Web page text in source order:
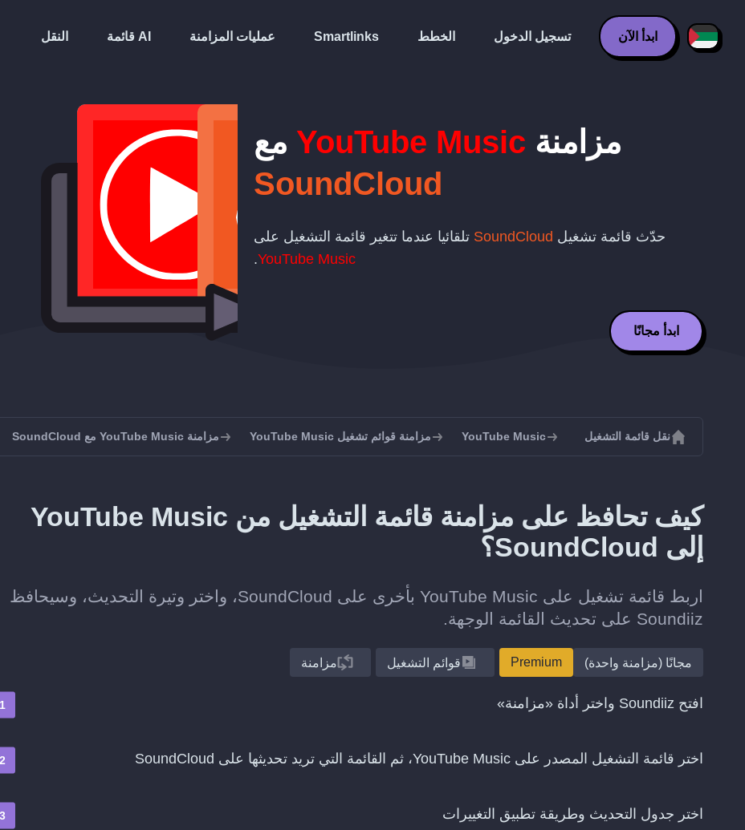
النقل قائمة AI عمليات المزامنة Smartlinks الخطط تسجيل الدخول ابدأ الآن
مزامنة YouTube Music مع
SoundCloud
حدّث قائمة تشغيل SoundCloud تلقائيا عندما تتغير قائمة التشغيل على
YouTube Music
.
ابدأ مجانًا
نقل قائمة التشغيل YouTube Music مزامنة قوائم تشغيل YouTube Music مزامنة YouTube Music مع SoundCloud
كيف تحافظ على مزامنة قائمة التشغيل من YouTube Music
إلى SoundCloud؟
اربط قائمة تشغيل على YouTube Music بأخرى على SoundCloud، واختر وتيرة التحديث، وسيحافظ
Soundiiz على تحديث القائمة الوجهة.
مجانًا (مزامنة واحدة) Premium قوائم التشغيل مزامنة
افتح Soundiiz واختر أداة «مزامنة»
اختر قائمة التشغيل المصدر على YouTube Music، ثم القائمة التي تريد تحديثها على SoundCloud
اختر جدول التحديث وطريقة تطبيق التغييرات